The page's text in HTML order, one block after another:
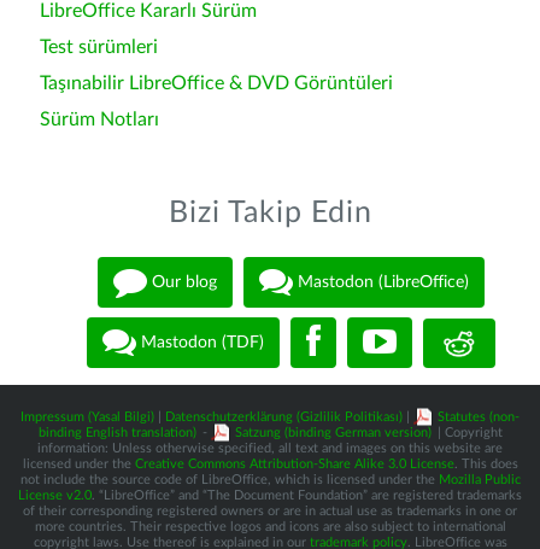
LibreOffice Kararlı Sürüm
Test sürümleri
Taşınabilir LibreOffice & DVD Görüntüleri
Sürüm Notları
Bizi Takip Edin
Our blog Mastodon (LibreOffice)
Mastodon (TDF)
Impressum (Yasal Bilgi) Datenschutzerklärung (Gizlilik Politikası)
Statutes (non-
binding English translation) - Satzung (binding German version)
| Copyright
information: Unless otherwise specified, all text and images on this website are
licensed under the Creative Commons Attribution-Share Alike 3.0 License. This does
not include the source code of LibreOffice, which is licensed under the Mozilla Public
License v2.0 . “LibreOffice” and “The Document Foundation” are registered trademarks
of their corresponding registered owners or are in actual use as trademarks in one or
more countries. Their respective logos and icons are also subject to international
copyright laws. Use thereof is explained in our trademark policy. LibreOffice was